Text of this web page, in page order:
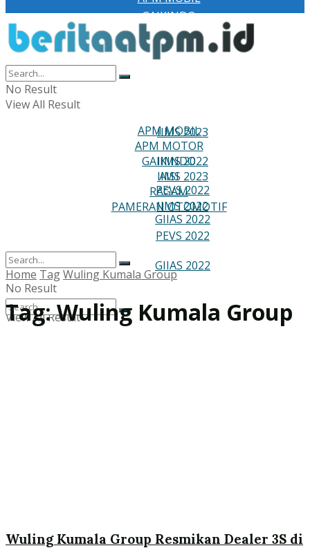
GAIKINDO
AISI
IIMS 2023
IIMS 2022
PEVS 2022
GIIAS 2022
No Result
View All Result
APM MOTOR
GAIKINDO
PAMERAN OTOMOTIF
IIMS 2023
IIMS 2022
PEVS 2022
GIIAS 2022
No Result
View All Result
APM MOBIL
APM MOTOR
GAIKINDO
AISI
RAGAM
PAMERAN OTOMOTIF
Home TagWuling Kumala Group
Tag:Wuling Kumala Group
Wuling Kumala Group Resmikan Dealer 3S di